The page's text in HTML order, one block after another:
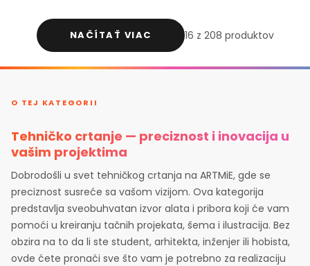
NAČÍTAŤ VIAC 16 z 208 produktov
O TEJ KATEGORII
Tehničko crtanje — preciznost i inovacija u
vašim projektima
Dobrodošli u svet tehničkog crtanja na ARTMiE, gde se
preciznost susreće sa vašom vizijom. Ova kategorija
predstavlja sveobuhvatan izvor alata i pribora koji će vam
pomoći u kreiranju tačnih projekata, šema i ilustracija. Bez
obzira na to da li ste student, arhitekta, inženjer ili hobista,
ovde ćete pronaći sve što vam je potrebno za realizaciju